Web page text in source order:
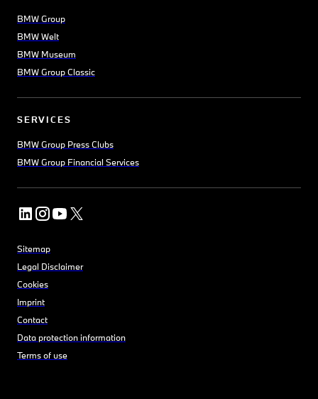
BMW Group
BMW Welt
BMW Museum
BMW Group Classic
SERVICES
BMW Group Press Clubs
BMW Group Financial Services
Sitemap
Legal Disclaimer
Cookies
Imprint
Contact
Data protection information
Terms of use